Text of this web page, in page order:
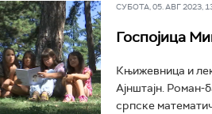
СУБОТА, 05. АВГ 2023,
Госпојица
Књижевница и
Ајнштајн. Роман-
српске